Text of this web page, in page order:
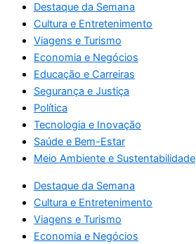
Destaque da Semana
Cultura e Entretenimento
Viagens e Turismo
Economia e Negócios
Educação e Carreiras
Segurança e Justiça
Política
Tecnologia e Inovação
Saúde e Bem-Estar
Meio Ambiente e Sustentabilidade
Destaque da Semana
Cultura e Entretenimento
Viagens e Turismo
Economia e Negócios